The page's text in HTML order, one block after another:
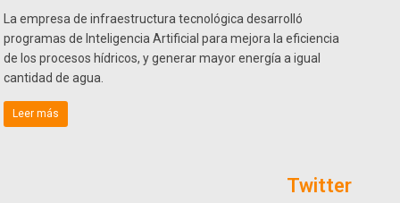
La empresa de infraestructura tecnológica desarrolló
programas de Inteligencia Artificial para mejora la eficiencia
de los procesos hídricos, y generar mayor energía a igual
cantidad de agua.
Leer más
Twitter